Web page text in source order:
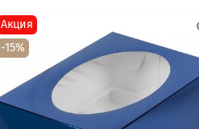
Акция
-15%